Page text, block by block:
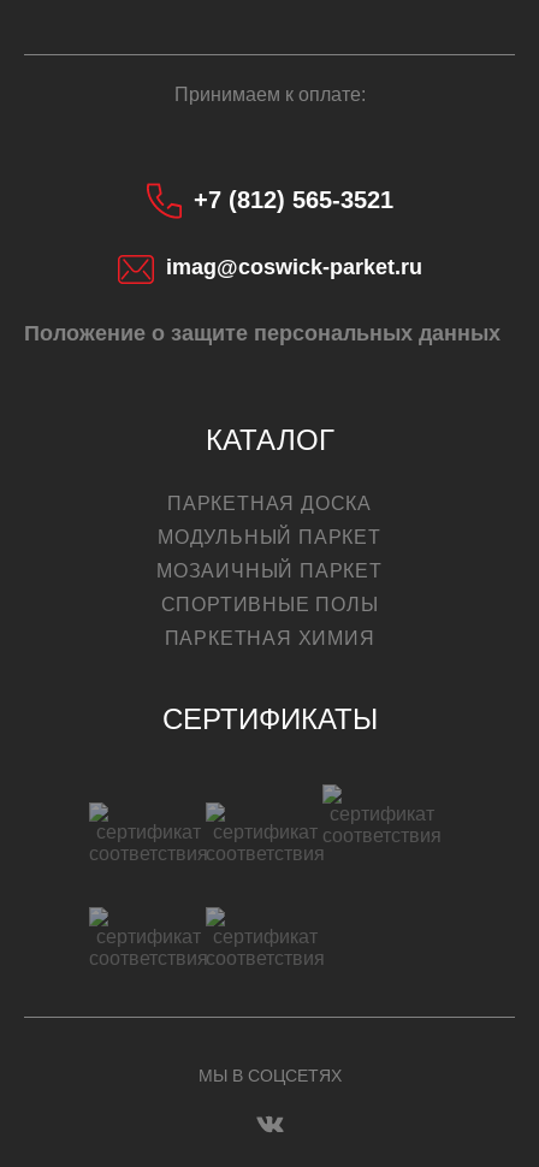
Принимаем к оплате:
+7 (812) 565-3521
imag@coswick-parket.ru
Положение о защите персональных данных
КАТАЛОГ
ПАРКЕТНАЯ ДОСКА
МОДУЛЬНЫЙ ПАРКЕТ
МОЗАИЧНЫЙ ПАРКЕТ
СПОРТИВНЫЕ ПОЛЫ
ПАРКЕТНАЯ ХИМИЯ
СЕРТИФИКАТЫ
МЫ В СОЦСЕТЯХ